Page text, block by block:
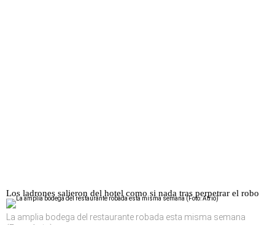
Los ladrones salieron del hotel como si nada tras perpetrar el robo
La amplia bodega del restaurante robada esta misma semana